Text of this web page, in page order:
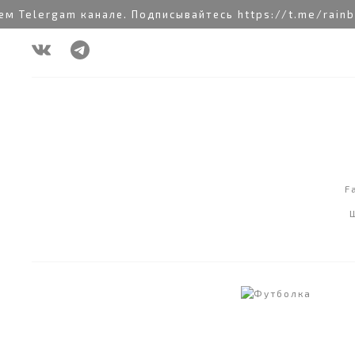
канале. Подписывайтесь https://t.me/